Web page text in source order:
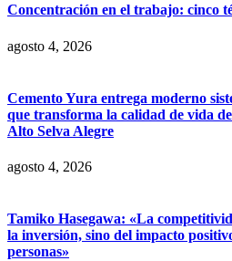
Concentración en el trabajo: cinco
agosto 4, 2026
Cemento Yura entrega moderno
que transforma la calidad de vida
Alto Selva Alegre
agosto 4, 2026
Tamiko Hasegawa: «La
la inversión, sino del impacto
personas»